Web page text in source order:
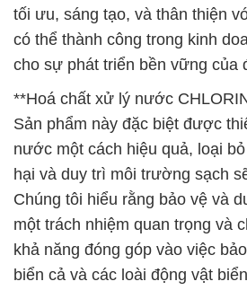
tối ưu, sáng tạo, và thân thiện
có thể thành công trong kinh
cho sự phát triển bền vững của
**Hoá chất xử lý nước
Sản phẩm này đặc biệt được
nước một cách hiệu quả, loại
hại và duy trì môi trường sạch
Chúng tôi hiểu rằng bảo vệ và
một trách nhiệm quan trọng và
khả năng đóng góp vào việc
biển cả và các loài động vật